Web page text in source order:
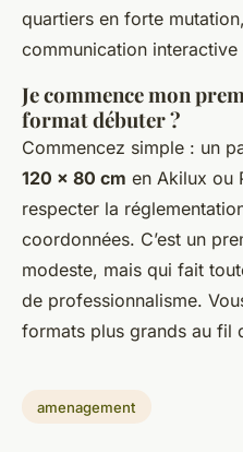
quartiers en forte
communication
Je commence mon
format débuter ?
Commencez simple : un
120 × 80 cm en Akilux ou
respecter la
coordonnées. C’est un
modeste, mais qui fait
de professionnalisme.
formats plus grands au fil
amenagement